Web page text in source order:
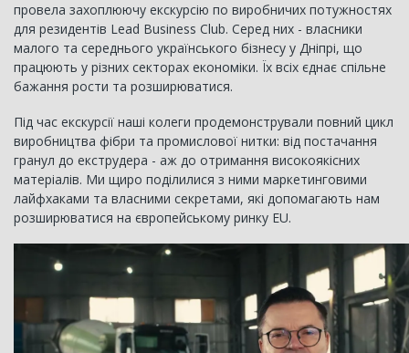
провела захоплюючу екскурсію по виробничих потужностях
для резидентів Lead Business Club. Серед них - власники
малого та середнього українського бізнесу у Дніпрі, що
працюють у різних секторах економіки. Їх всіх єднає спільне
бажання рости та розширюватися.
Під час екскурсії наші колеги продемонстрували повний цикл
виробництва фібри та промислової нитки: від постачання
гранул до екструдера - аж до отримання високоякісних
матеріалів. Ми щиро поділилися з ними маркетинговими
лайфхаками та власними секретами, які допомагають нам
розширюватися на європейському ринку EU.